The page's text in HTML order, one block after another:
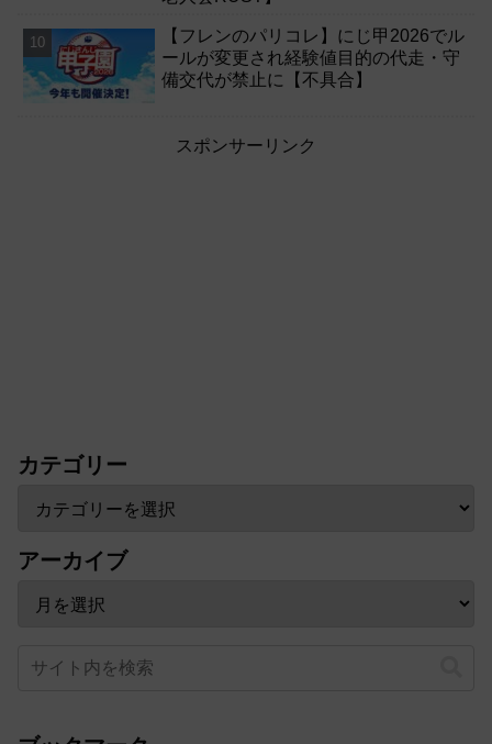
【フレンのパリコレ】にじ甲2026でル
ールが変更され経験値目的の代走・守
備交代が禁止に【不具合】
スポンサーリンク
カテゴリー
アーカイブ